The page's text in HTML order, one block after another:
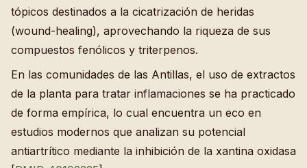
tópicos destinados a la cicatrización de heridas
(wound-healing), aprovechando la riqueza de sus
compuestos fenólicos y triterpenos.
En las comunidades de las Antillas, el uso de extractos
de la planta para tratar inflamaciones se ha practicado
de forma empírica, lo cual encuentra un eco en
estudios modernos que analizan su potencial
antiartrítico mediante la inhibición de la xantina oxidasa